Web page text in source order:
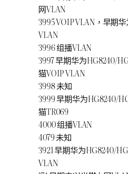
斐訊 K3 上車，開啓 Telnet
固件和 Merlin
使用 bind9 建置混合 DNS
Zone）
斐訊 K2T 開箱與動手艹（
Huawei B315s-936 4G
透過 VLAN 從不同出口獲
構建雙棧網路
關於半夜艹貓的這檔事：
F677V2 ONT 設定橋接
修復 OpenWRT 上 Clash
響 Port Forwarding 的問題
在 OpenWRT 上正確開啓
在 Proxmox VE 上使用
网VLAN
3995 VOIP VLAN，早期
VLAN
3996 组播VLAN
3997 早期华为HG8240/
猫VOIP VLAN
3998 未知
3999 早期华为HG8240/
猫TR069
4000 组播VLAN
4079 未知
3921 早期华为HG8240/
VLAN